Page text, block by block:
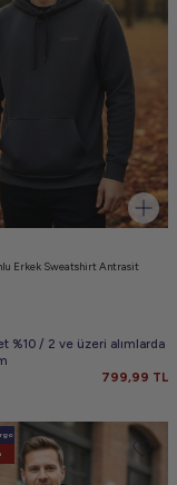
Erkek Sweatshirt Antrasit
%10 / 2 ve üzeri alımlarda
799,99 TL